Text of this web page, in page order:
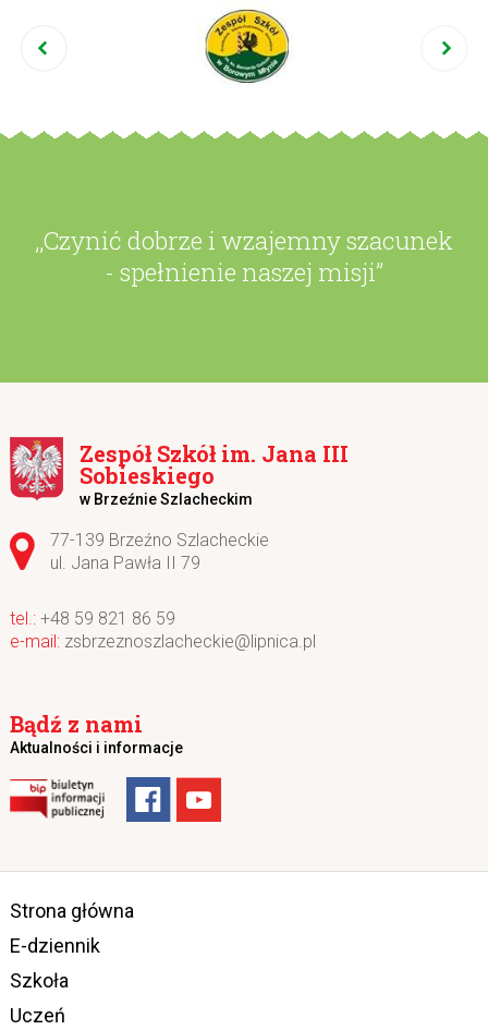
,,Czynić dobrze i wzajemny szacunek
- spełnienie naszej misji”
Zespół Szkół im. Jana III
Sobieskiego
w Brzeźnie Szlacheckim
Adres pocztowy:
77-139 Brzeźno Szlacheckie
ul. Jana Pawła II 79
+48 59 821 86 59
zsbrzeznoszlacheckie@lipnica.pl
Bądź z nami
Aktualności i informacje
Strona główna
E-dziennik
Szkoła
Uczeń